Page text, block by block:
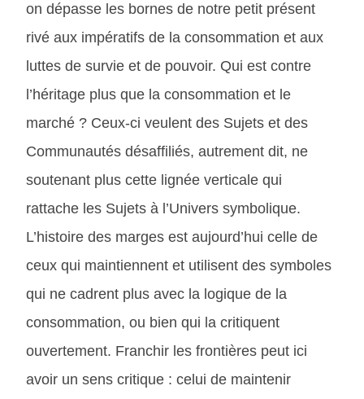
on dépasse les bornes de notre petit présent
rivé aux impératifs de la consommation et aux
luttes de survie et de pouvoir. Qui est contre
l’héritage plus que la consommation et le
marché ? Ceux-ci veulent des Sujets et des
Communautés désaffiliés, autrement dit, ne
soutenant plus cette lignée verticale qui
rattache les Sujets à l’Univers symbolique.
L’histoire des marges est aujourd’hui celle de
ceux qui maintiennent et utilisent des symboles
qui ne cadrent plus avec la logique de la
consommation, ou bien qui la critiquent
ouvertement. Franchir les frontières peut ici
avoir un sens critique : celui de maintenir